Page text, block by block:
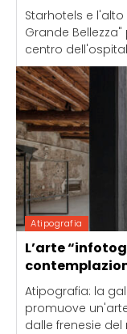
Starhotels e
Grande
centro
Atipografia
L’arte
Atipografia: la
promuove
dalle frenesie